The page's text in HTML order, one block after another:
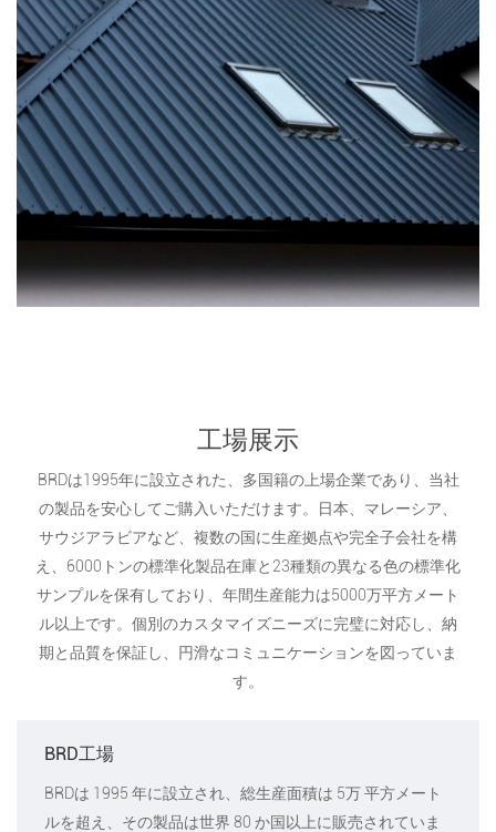
工場展示
BRDは1995年に設立された、多国籍の上場企業であり、当社
の製品を安心してご購入いただけます。日本、マレーシア、
サウジアラビアなど、複数の国に生産拠点や完全子会社を構
え、6000トンの標準化製品在庫と23種類の異なる色の標準化
サンプルを保有しており、年間生産能力は5000万平方メート
ル以上です。個別のカスタマイズニーズに完璧に対応し、納
期と品質を保証し、円滑なコミュニケーションを図っていま
す。
BRD工場
BRDは 1995 年に設立され、総生産面積は 5万 平方メート
ルを超え、その製品は世界 80 か国以上に販売されていま